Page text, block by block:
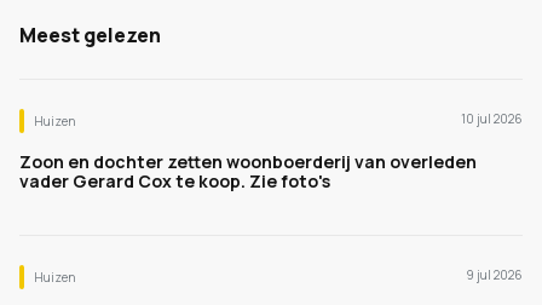
Meest gelezen
Huizen 10 jul 2026
Zoon en dochter zetten woonboerderij van overleden
vader Gerard Cox te koop. Zie foto's
Huizen 9 jul 2026